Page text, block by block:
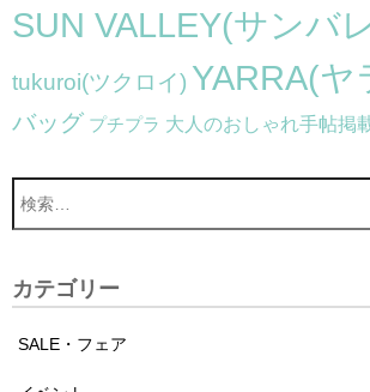
SUN VALLEY(サンバ
tukuroi(ツクロイ) YARRA(ヤ
バッグ プチプラ 大人のおしゃれ手帖掲
カテゴリー
SALE・フェア